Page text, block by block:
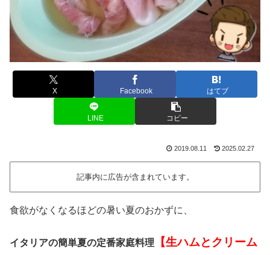
X Facebook はてブ
LINE コピー
2019.08.11 2025.02.27
記事内に広告が含まれています。
食欲がなくなるほどの暑い夏のおかずに、
イタリアの簡単夏の定番家庭料理
【生ハムとクリーム